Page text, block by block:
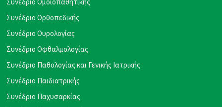
Συνέδριο Ορθοπεδικής
Συνέδριο Ουρολογίας
Συνέδριο Οφθαλμολογίας
Συνέδριο Παθολογίας και Γενικής Ιατρικής
Συνέδριο Παιδιατρικής
Συνέδριο Παχυσαρκίας